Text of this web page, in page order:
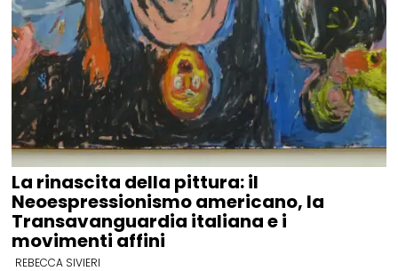
La rinascita della pittura: il
Neoespressionismo americano, la
Transavanguardia italiana e i
movimenti affini
REBECCA SIVIERI